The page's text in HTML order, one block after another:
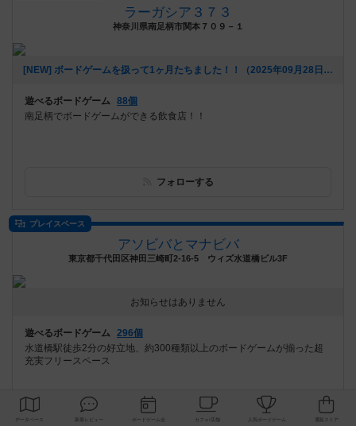
ラーガシア３７３
神奈川県南足柄市関本７０９－１
[NEW] ボードゲームを扱って1ヶ月たちました！！（2025年09月28日 19時24分）
遊べるボードゲーム 88個
南足柄でボードゲームができる飲食店！！
フォローする
プレイスペース
アソビバとマナビバ
東京都千代田区神田三崎町2-16-5 ウィズ水道橋ビル3F
お知らせはありません
遊べるボードゲーム 296個
水道橋駅徒歩2分の好立地、約300種類以上のボードゲームが揃った超
充実フリースペース
フォローする